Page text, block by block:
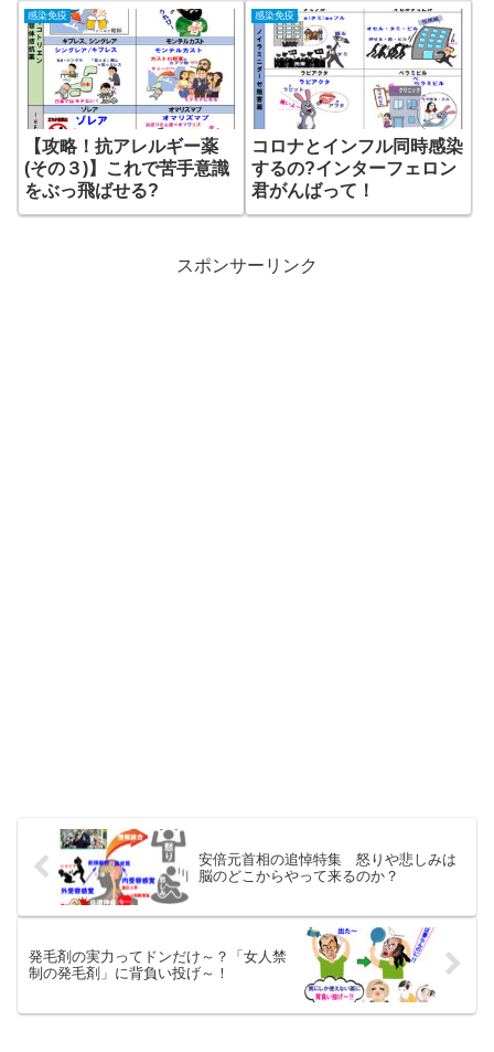
感染免疫
【攻略！抗アレルギー薬
(その３)】これで苦手意識
をぶっ飛ばせる?
感染免疫
コロナとインフル同時感染
するの?インターフェロン
君がんばって！
スポンサーリンク
安倍元首相の追悼特集 怒りや悲しみは
脳のどこからやって来るのか？
発毛剤の実力ってドンだけ～？「女人禁
制の発毛剤」に背負い投げ～！